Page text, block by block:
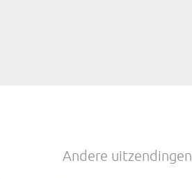
Andere uitzendingen